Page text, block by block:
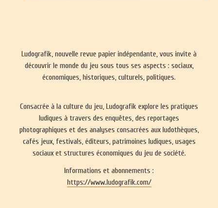
Ludografik, nouvelle revue papier indépendante, vous invite à
découvrir le monde du jeu sous tous ses aspects : sociaux,
économiques, historiques, culturels, politiques.
Consacrée à la culture du jeu, Ludografik explore les pratiques
ludiques à travers des enquêtes, des reportages
photographiques et des analyses consacrées aux ludothèques,
cafés jeux, festivals, éditeurs, patrimoines ludiques, usages
sociaux et structures économiques du jeu de société.
Informations et abonnements :
https://www.ludografik.com/